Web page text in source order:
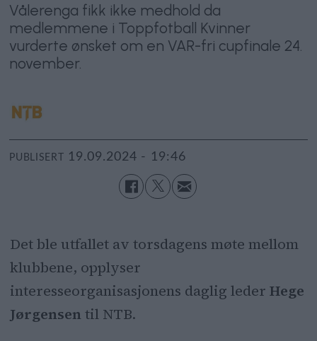
Vålerenga fikk ikke medhold da
medlemmene i Toppfotball Kvinner
vurderte ønsket om en VAR-fri cupfinale 24.
november.
PUBLISERT 19.09.2024 - 19:46
Det ble utfallet av torsdagens møte mellom
klubbene, opplyser
interesseorganisasjonens daglig leder Hege
Jørgensen til NTB.